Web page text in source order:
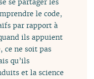
le code,
par rapport à
ils appuient
ce ne soit pas
qu’ils
et la science